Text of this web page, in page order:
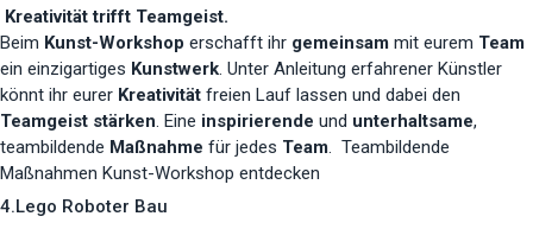
Kreativität trifft Teamgeist.
Beim Kunst-Workshop erschafft ihr gemeinsam mit eurem Team
ein einzigartiges Kunstwerk. Unter Anleitung erfahrener Künstler
könnt ihr eurer Kreativität freien Lauf lassen und dabei den
Teamgeist stärken. Eine inspirierende und unterhaltsame,
teambildende Maßnahme für jedes Team. Teambildende
Maßnahmen Kunst-Workshop entdecken
4.Lego Roboter Bau